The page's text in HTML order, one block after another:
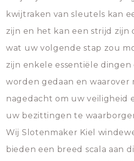
kwijtraken van sleutels kan
zijn en het kan een strijd zijn
wat uw volgende stap zou
zijn enkele essentiële dingen
worden gedaan en waarover
nagedacht om uw veiligheid
uw bezittingen te
Wij Slotenmaker Kiel
bieden een breed scala aan